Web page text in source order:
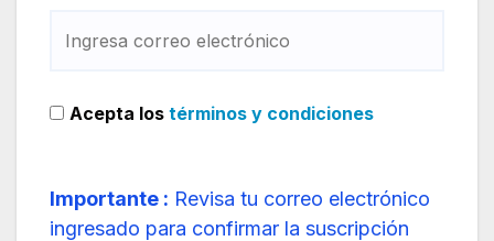
Acepta los términos y condiciones
Importante : Revisa tu correo electrónico
ingresado para confirmar la suscripción